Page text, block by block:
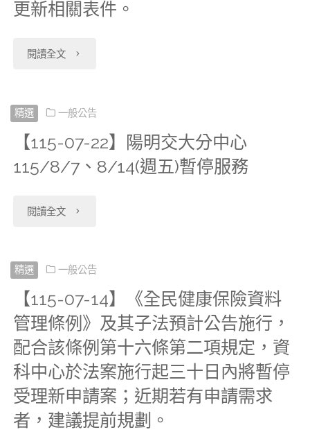
更新相關表件。
閱讀全文 "【115-
28】
資
科
自
(115)
年
7
月
精選 一般公告
【115-07-22】陽明交大分中心
115/8/7、8/14(週五)暫停服務
閱讀全文 "【115-
22】
陽
明
交
大
分
精選 一般公告
【115-07-14】《全民健康保險資料
管理條例》及其子法預計公告施行，
配合該條例第十六條第二項規定，資
科中心於法案施行起三十日內將暫停
受理新申請案；近期若有申請需求
者，建議提前規劃。